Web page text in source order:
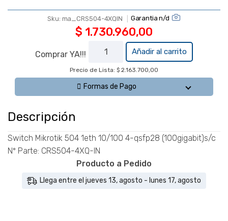
Sku: ma_CRS504-4XQIN Garantia n/d
$ 1.730.960,00
Comprar YA!!!
Switch
Mikrotik 504
1eth 10/100 4-
qsfp28
(100gigabit)s/c
cantidad
Añadir al carrito
Precio de Lista: $ 2.163.700,00
Formas de Pago
Descripción
Switch Mikrotik 504 1eth 10/100 4-qsfp28 (100gigabit)s/c
Nº Parte: CRS504-4XQ-IN
Producto a Pedido
Llega entre el jueves 13, agosto - lunes 17, agosto